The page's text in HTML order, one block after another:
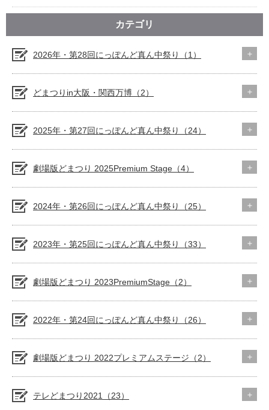
カテゴリ
2026年・第28回にっぽんど真ん中祭り（1）
どまつりin大阪・関西万博（2）
2025年・第27回にっぽんど真ん中祭り（24）
劇場版どまつり 2025Premium Stage（4）
2024年・第26回にっぽんど真ん中祭り（25）
2023年・第25回にっぽんど真ん中祭り（33）
劇場版どまつり 2023PremiumStage（2）
2022年・第24回にっぽんど真ん中祭り（26）
劇場版どまつり 2022プレミアムステージ（2）
テレどまつり2021（23）